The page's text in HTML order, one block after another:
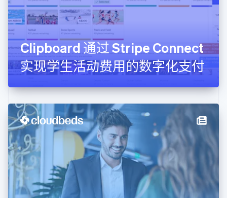
Clipboard 通过 Stripe Connect
实现学生活动费用的数字化支付
芬兰
EnglishSvenska
荷兰
Nederlands English
加拿大
English
捷克
English
克罗地亚
拉脱维亚
English
立陶宛
English
列支敦士登
Deutsch English
卢森堡
FrançaisDeutsch English
罗马尼亚